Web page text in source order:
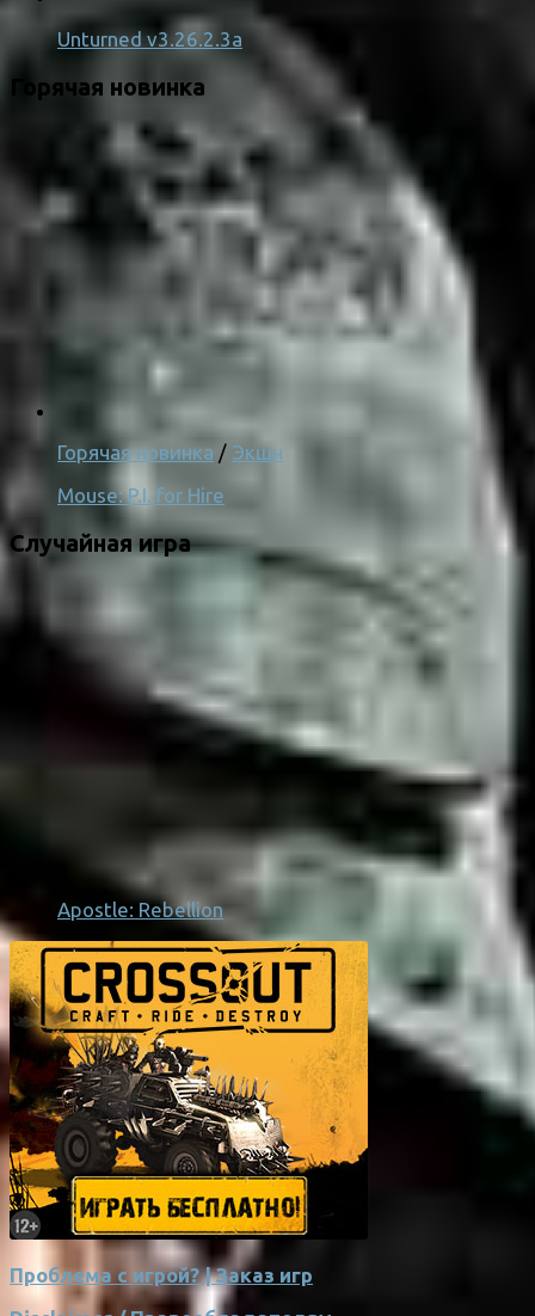
Unturned v3.26.2.3a
Горячая новинка
Горячая новинка / Экшн
Mouse: P.I. for Hire
Случайная игра
Apostle: Rebellion
Проблема с игрой? | Заказ игр